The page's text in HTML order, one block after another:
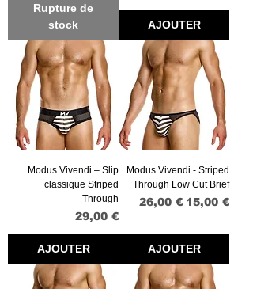
Rupture de
stock
AJOUTER
Modus Vivendi – Slip
classique Striped
Through
Prix
29,00 €
AJOUTER
Modus Vivendi - Striped
Through Low Cut Brief
Prix original
26,00 € Prix
15,00 €
AJOUTER